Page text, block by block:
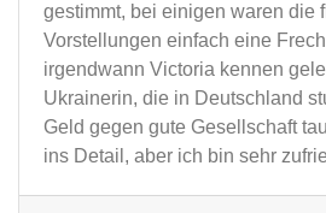
gestimmt, bei einigen waren die
Vorstellungen einfach eine
irgendwann Victoria kennen
Ukrainerin, die in Deutschland
Geld gegen gute Gesellschaft
ins Detail, aber ich bin sehr